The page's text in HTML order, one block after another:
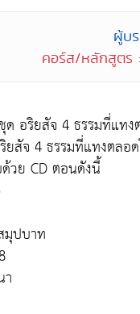
ผู้บ
คอร์ส/หลักสูต
ด อริยสัจ 4 ธรรมที่แท
ยสัจ 4 ธรรมที่แทงตล
วย CD ตอนดังนี้
ปบาท